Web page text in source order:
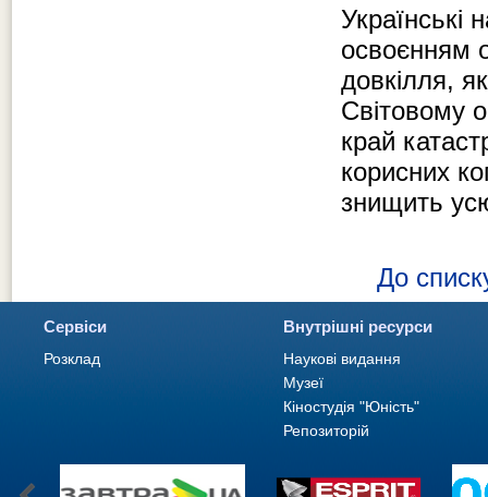
Українські
освоєнням
довкілля,
Світовому
край
корисних
знищить
До
Сервіси
Розклад
Внутрішні ресурси
Наукові видання
Музеї
Кіностудія "Юність"
Репозиторій